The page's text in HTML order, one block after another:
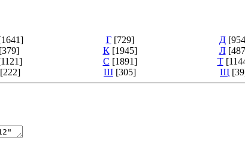
Г [729] Д
[379] К [1945] Л
С [1891] Т
[222] Ш [305] Щ